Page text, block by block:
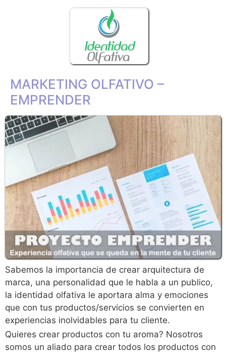
MARKETING OLFATIVO –
EMPRENDER
Sabemos la importancia de crear arquitectura de
marca, una personalidad que le habla a un publico,
la identidad olfativa le aportara alma y emociones
que con tus productos/servicios se convierten en
experiencias inolvidables para tu cliente.
Quieres crear productos con tu aroma? Nosotros
somos un aliado para crear todos los productos con